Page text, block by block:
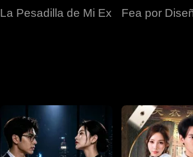
La Pesadilla de Mi Ex Fea por